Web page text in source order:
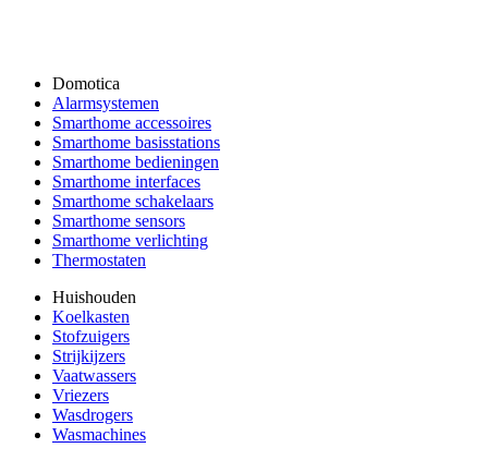
Domotica
Alarmsystemen
Smarthome accessoires
Smarthome basisstations
Smarthome bedieningen
Smarthome interfaces
Smarthome schakelaars
Smarthome sensors
Smarthome verlichting
Thermostaten
Huishouden
Koelkasten
Stofzuigers
Strijkijzers
Vaatwassers
Vriezers
Wasdrogers
Wasmachines